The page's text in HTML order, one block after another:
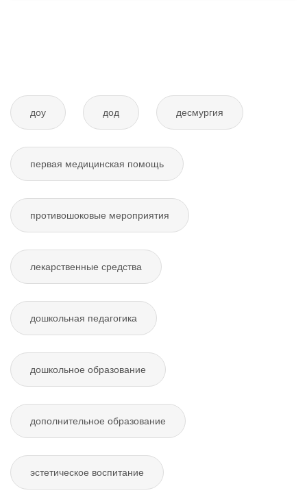
доу дод десмургия
первая медицинская помощь
противошоковые мероприятия
лекарственные средства
дошкольная педагогика
дошкольное образование
дополнительное образование
эстетическое воспитание